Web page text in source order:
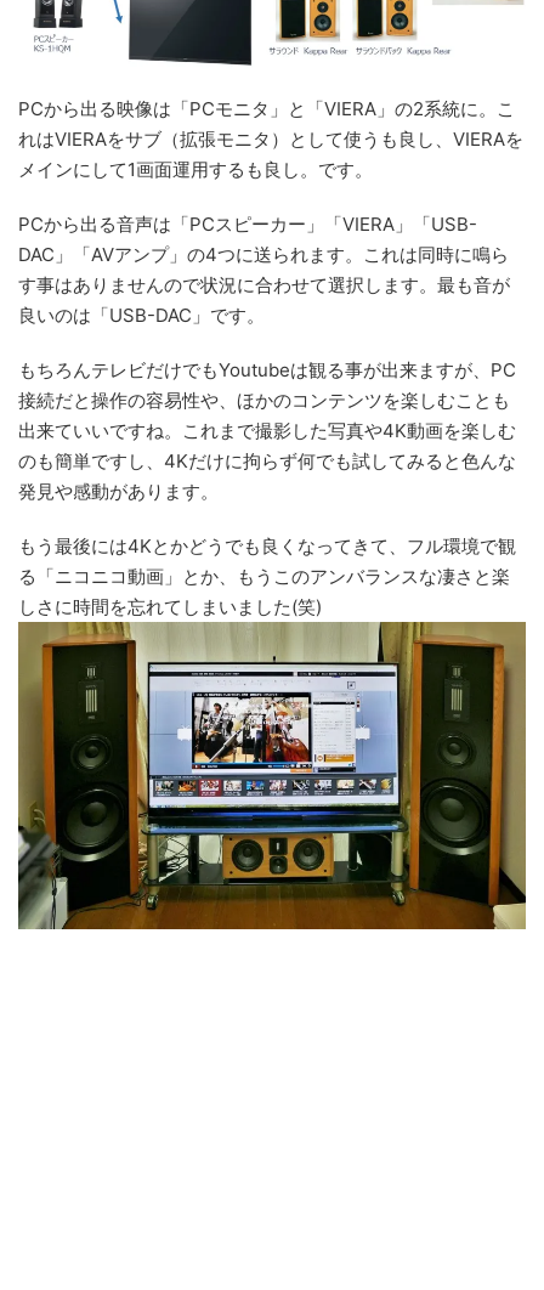
PCから出る映像は「PCモニタ」と「VIERA」の2系統に。こ
れはVIERAをサブ（拡張モニタ）として使うも良し、VIERAを
メインにして1画面運用するも良し。です。
PCから出る音声は「PCスピーカー」「VIERA」「USB-
DAC」「AVアンプ」の4つに送られます。これは同時に鳴ら
す事はありませんので状況に合わせて選択します。最も音が
良いのは「USB-DAC」です。
もちろんテレビだけでもYoutubeは観る事が出来ますが、PC
接続だと操作の容易性や、ほかのコンテンツを楽しむことも
出来ていいですね。これまで撮影した写真や4K動画を楽しむ
のも簡単ですし、4Kだけに拘らず何でも試してみると色んな
発見や感動があります。
もう最後には4Kとかどうでも良くなってきて、フル環境で観
る「ニコニコ動画」とか、もうこのアンバランスな凄さと楽
しさに時間を忘れてしまいました(笑)